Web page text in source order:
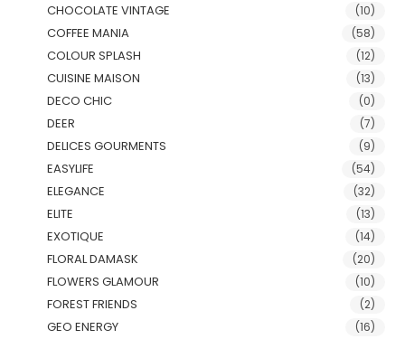
CHOCOLATE VINTAGE (10)
COFFEE MANIA (58)
COLOUR SPLASH (12)
CUISINE MAISON (13)
DECO CHIC (0)
DEER (7)
DELICES GOURMENTS (9)
EASYLIFE (54)
ELEGANCE (32)
ELITE (13)
EXOTIQUE (14)
FLORAL DAMASK (20)
FLOWERS GLAMOUR (10)
FOREST FRIENDS (2)
GEO ENERGY (16)